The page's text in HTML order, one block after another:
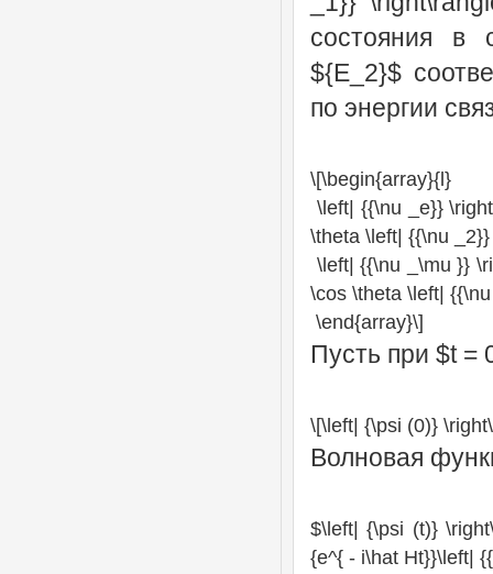
состояния в
${E_2}$
по энергии
\[\begin{array}{l}
\left| {{\nu _e}}
\theta \left| {{\nu
\left| {{\nu _\mu }}
\cos \theta \left|
\end{array}\]
Пусть при $t =
\[\left| {\psi (0)}
Волновая
$\left| {\psi (t)}
{e^{ - i\hat Ht}}\left|